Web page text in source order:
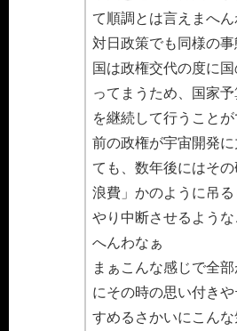
て順調とは言えまへん
対日政策でも同様の
国は政権交代の度に
ってまうため、国家
を継続して行うこと
前の政権が宇宙開発
ても、数年後にはそ
浪費」かのように吊
やり中断させるよう
へんわなぁ
まぁこんな感じで全
にその時の思い付き
すめるさかいにこん